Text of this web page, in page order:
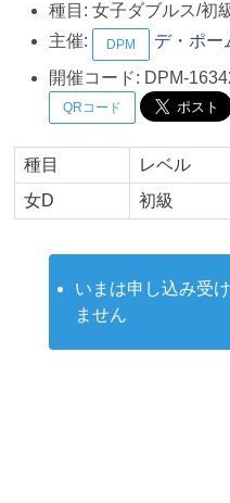
種目: 女子ダブルス/初
主催:
DPM
デ・ポー
開催コード: DPM-
QRコード
種目 レベル
女D
初級
いまは申し込み受
ません